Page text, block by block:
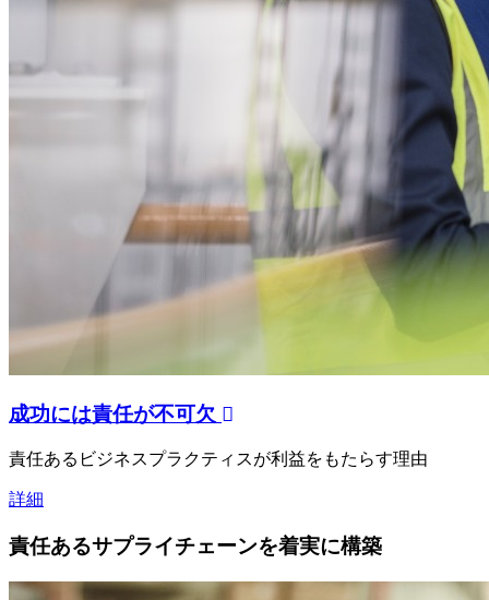
成功には責任が不可欠
責任あるビジネスプラクティスが利益をもたらす理由
詳細
責任あるサプライチェーンを着実に構築